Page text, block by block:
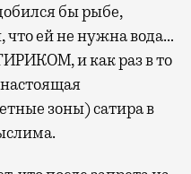
бы рыбе,
ей не нужна вода…
и как раз в то
зоны) сатира в